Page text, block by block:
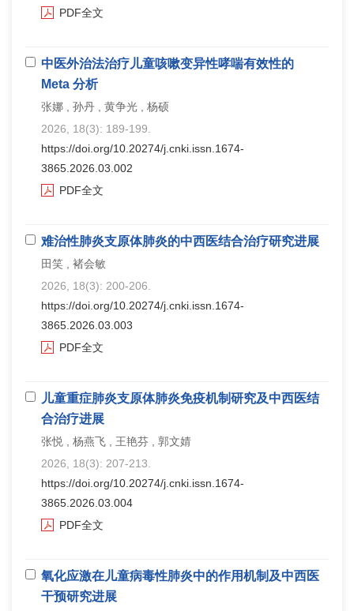
PDF全文
中医外治法治疗儿童咳嗽变异性哮喘有效性的
Meta 分析
张娜 , 孙丹 , 黄争光 , 杨硕
2026, 18(3): 189-199.
https://doi.org/10.20274/j.cnki.issn.1674-
3865.2026.03.002
PDF全文
难治性肺炎支原体肺炎的中西医结合治疗研究进展
田笑 , 褚会敏
2026, 18(3): 200-206.
https://doi.org/10.20274/j.cnki.issn.1674-
3865.2026.03.003
PDF全文
儿童重症肺炎支原体肺炎免疫机制研究及中西医结
合治疗进展
张悦 , 杨燕飞 , 王艳芬 , 郭文婧
2026, 18(3): 207-213.
https://doi.org/10.20274/j.cnki.issn.1674-
3865.2026.03.004
PDF全文
氧化应激在儿童病毒性肺炎中的作用机制及中西医
干预研究进展